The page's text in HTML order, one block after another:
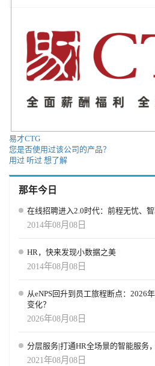
易才CTG
您是否使用过该公司的产品？
用过 听过 想了解
那年今日
在线招聘进入2.0时代：前程无忧、
2014年08月08日
HR，快来发现小数据之美
2014年08月08日
从eNPS回升到员工旅程断点：2026
变化？
2026年08月08日
分层服务|打通HR全场景的智能服务
2021年08月08日